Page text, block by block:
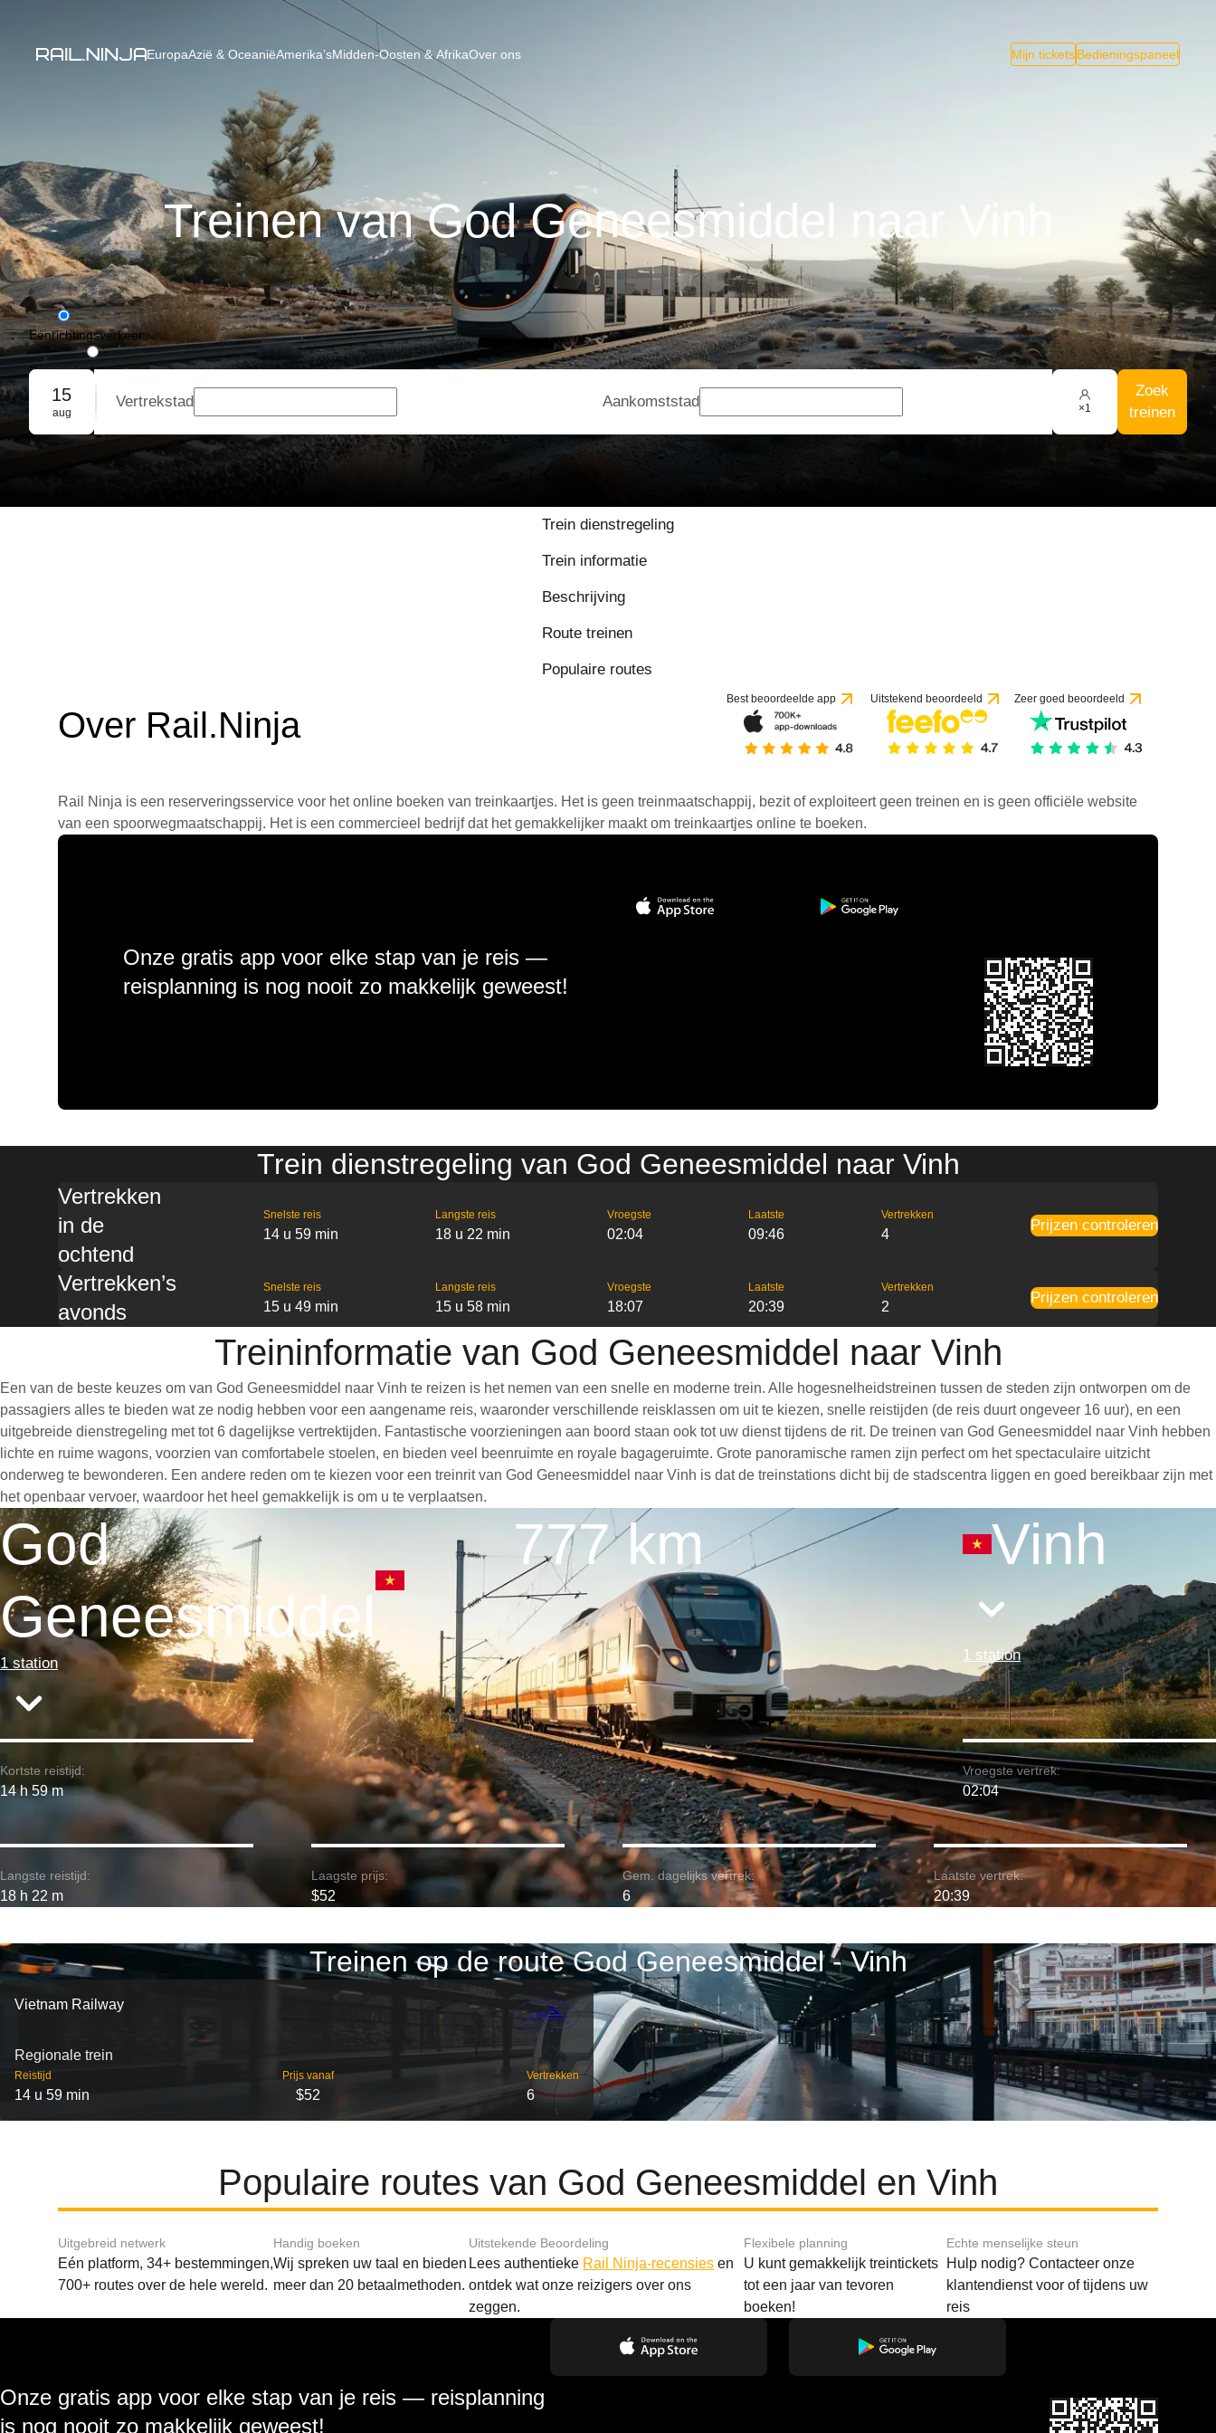
EuropaAzië & OceaniëAmerika’sMidden-Oosten & AfrikaOver ons Mijn ticketsBedieningspaneel
Treinen van God Geneesmiddel naar Vinh
Eénrichtingsverkeer
Retourvlucht
Groepsreservering
15
aug
Vertrekstad Aankomststad ×1
Zoek
treinen
Trein dienstregeling
Trein informatie
Beschrijving
Route treinen
Populaire routes
Over Rail.Ninja
Best beoordeelde app Uitstekend beoordeeld Zeer goed beoordeeld
Rail Ninja is een reserveringsservice voor het online boeken van treinkaartjes. Het is geen treinmaatschappij, bezit of exploiteert geen treinen en is geen officiële website
van een spoorwegmaatschappij. Het is een commercieel bedrijf dat het gemakkelijker maakt om treinkaartjes online te boeken.
Onze gratis app voor elke stap van je reis —
reisplanning is nog nooit zo makkelijk geweest!
Trein dienstregeling van God Geneesmiddel naar Vinh
Vertrekken
in de
ochtend
Snelste reis
14 u 59 min
Langste reis
18 u 22 min
Vroegste
02:04
Laatste
09:46
Vertrekken
4
Prijzen controleren
Vertrekken’s
avonds
Snelste reis
15 u 49 min
Langste reis
15 u 58 min
Vroegste
18:07
Laatste
20:39
Vertrekken
2
Prijzen controleren
Treininformatie van God Geneesmiddel naar Vinh
Een van de beste keuzes om van God Geneesmiddel naar Vinh te reizen is het nemen van een snelle en moderne trein. Alle hogesnelheidstreinen tussen de steden zijn ontworpen om de
passagiers alles te bieden wat ze nodig hebben voor een aangename reis, waaronder verschillende reisklassen om uit te kiezen, snelle reistijden (de reis duurt ongeveer 16 uur), en een
uitgebreide dienstregeling met tot 6 dagelijkse vertrektijden. Fantastische voorzieningen aan boord staan ook tot uw dienst tijdens de rit. De treinen van God Geneesmiddel naar Vinh hebben
lichte en ruime wagons, voorzien van comfortabele stoelen, en bieden veel beenruimte en royale bagageruimte. Grote panoramische ramen zijn perfect om het spectaculaire uitzicht
onderweg te bewonderen. Een andere reden om te kiezen voor een treinrit van God Geneesmiddel naar Vinh is dat de treinstations dicht bij de stadscentra liggen en goed bereikbaar zijn met
het openbaar vervoer, waardoor het heel gemakkelijk is om u te verplaatsen.
God
Geneesmiddel
1 station
777 km Vinh
1 station
Kortste reistijd:
14 h 59 m
Vroegste vertrek:
02:04
Langste reistijd:
18 h 22 m
Laagste prijs:
$52
Gem. dagelijks vertrek:
6
Laatste vertrek:
20:39
Treinen op de route God Geneesmiddel - Vinh
Vietnam Railway
Regionale trein
Reistijd
14 u 59 min
Prijs vanaf
$52
Vertrekken
6
Populaire routes van God Geneesmiddel en Vinh
Uitgebreid netwerk
Eén platform, 34+ bestemmingen,
700+ routes over de hele wereld.
Handig boeken
Wij spreken uw taal en bieden
meer dan 20 betaalmethoden.
Uitstekende Beoordeling
Lees authentieke Rail Ninja-recensies en
ontdek wat onze reizigers over ons
zeggen.
Flexibele planning
U kunt gemakkelijk treintickets
tot een jaar van tevoren
boeken!
Echte menselijke steun
Hulp nodig? Contacteer onze
klantendienst voor of tijdens uw
reis
Onze gratis app voor elke stap van je reis — reisplanning
is nog nooit zo makkelijk geweest!